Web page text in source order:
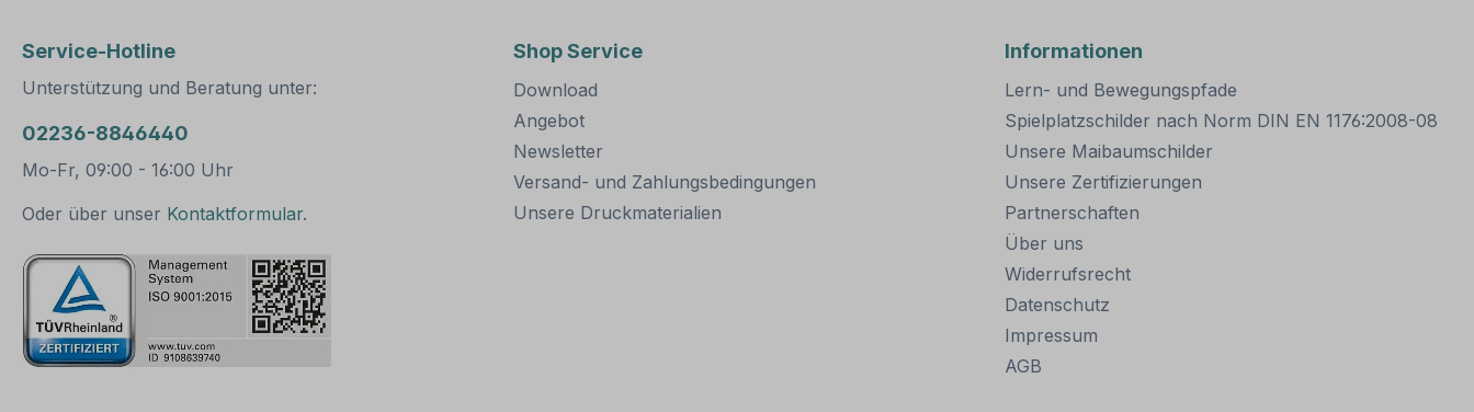
bestens geeignet. Für
von Schildern mit einer
mm werden zwei
Rohrschellen benötigt.
Merkmale dieser
Rohrschelle zur
Norm: nach IVZ
Material: Stahl,
feuerverzinkt
Ausführung: zweiteilig
zum Verschrauben
Schellenlänge: ca. 550
Erdanker Bitte beachten
Stand muß der Pfosten
mindestens 50 cm tief im
Erdreich einbetoniert
bestens geeignet. Für
Merkmale dieser
Rohrschelle zur
über 200 mm werden
somit auch zwei
Schraubensätze
von Schildern mit einer
Höhe über 200
Rohrschellen benötigt.
Merkmale dieser
Service-Hotline
Unterstützung und Beratung unter:
02236-8846440
Mo-Fr, 09:00 - 16:00 Uhr
Oder über unser Kontaktformular.
Shop Service
Download
Angebot
Newsletter
Versand- und Zahlungsbedingungen
Unsere Druckmaterialien
Informationen
Lern- und Bewegungspfade
Spielplatzschilder nach Norm DIN EN 1176:2008-08
Unsere Maibaumschilder
Unsere Zertifizierungen
Partnerschaften
Über uns
Widerrufsrecht
Datenschutz
Impressum
AGB